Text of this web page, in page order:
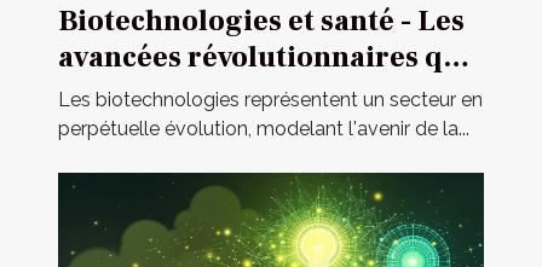
Biotechnologies et santé - Les
avancées révolutionnaires qui
changent la médecine
Les biotechnologies représentent un secteur en
perpétuelle évolution, modelant l'avenir de la...